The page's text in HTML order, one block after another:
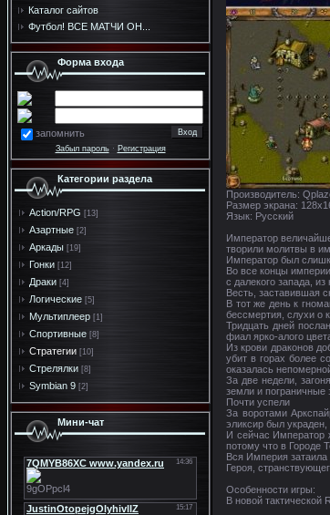
Каталог сайтов
Футбол! ВСЕ МАТЧИ ОН...
Форма входа
запомнить
Забыл пароль· Регистрация
Категории раздела
Action/RPG [13]
Азартные [2]
Аркады [19]
Гонки [12]
Драки [4]
Логические [5]
Мультиплеер [1]
Спортивные [8]
Стратегии [10]
Стрелялки [8]
Symbian 9 [2]
Мини-чат
Производитель:
Размер экрана:
Язык: Русский
Император
творили молитвы в
Император был
Во все концы
с далекого запада,
Весть, заставившая
В тот же день к
бессмертия, слухи о
Тридцать дней
фиал ярко-алого
Из крови драконов
убит в горах более
оказалась
За две недели,
земли и пограничные
Почти успели
За воротами
эликсир был украден,
И сейчас Император
потому что в Городе
Вся Империя затаила
Героя,
Особенности игры:
В новой тактической